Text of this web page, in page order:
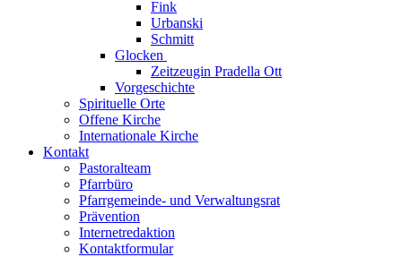
Fink
Urbanski
Schmitt
Glocken
Zeitzeugin Pradella Ott
Vorgeschichte
Spirituelle Orte
Offene Kirche
Internationale Kirche
Kontakt
Pastoralteam
Pfarrbüro
Pfarrgemeinde- und Verwaltungsrat
Prävention
Internetredaktion
Kontaktformular